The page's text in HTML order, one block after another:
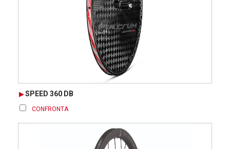
SPEED 360 DB
CONFRONTA